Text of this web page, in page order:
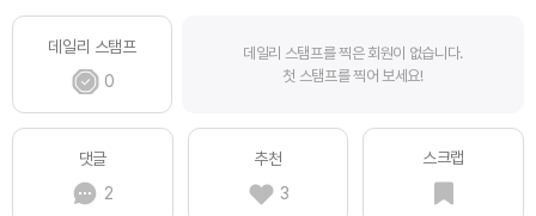
데일리 스탬프
0
데일리 스탬프를 찍은 회원이 없습니다.
첫 스탬프를 찍어 보세요!
댓글
2
추천
3
스크랩